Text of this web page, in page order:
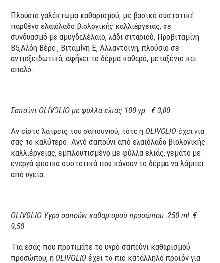
Πλούσιο γαλάκτωμα καθαρισμού, με βασικό συστατικό
παρθένο ελαιόλαδο βιολογικής καλλιέργειας, σε
συνδυασμό με αμυγδαλέλαιο, λάδι σιταριού, Προβιταμίνη
Β5,Αλόη Βέρα , Βιταμίνη Ε, Αλλαντοϊνη, πλούσιο σε
αντιοξειδωτικά, αφήνει το δέρμα καθαρό, μεταξένιο και
απαλό.
Σαπούνι OLIVOLIO με φύλλα ελιάς 100 γρ. € 3,00
Αν είστε λάτρεις του σαπουνιού, τότε η OLIVOLIO έχει για
σας το καλύτερο. Αγνό σαπούνι από ελαιόλαδο βιολογικής
καλλιέργειας, εμπλουτισμένο με φύλλα ελιάς, γεμάτο με
ενεργά φυσικά συστατικά που κάνουν το δέρμα να λάμπει
από υγεία.
OLIVOLIO Υγρό σαπούνι καθαρισμού προσώπου 250 ml €
9,50
Για εσάς που προτιμάτε το υγρό σαπούνι καθαρισμού
προσώπου, η OLIVOLIO έχει το πιο κατάλληλο προϊόν για